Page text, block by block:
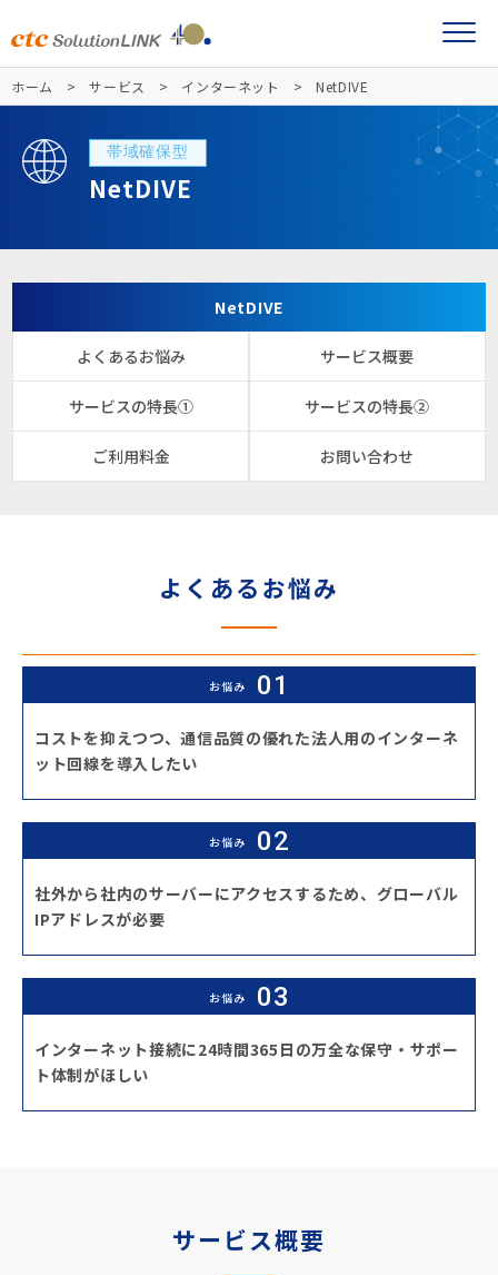
ホーム サービス インターネット NetDIVE
帯域確保型
NetDIVE
NetDIVE
よくあるお悩み サービス概要
サービスの特長① サービスの特長②
ご利用料金 お問い合わせ
よくあるお悩み
お悩み
コストを抑えつつ、通信品質の優れた法人用のインターネ
ット回線を導入したい
お悩み
社外から社内のサーバーにアクセスするため、グローバル
IPアドレスが必要
お悩み
インターネット接続に24時間365日の万全な保守・サポー
ト体制がほしい
サービス概要